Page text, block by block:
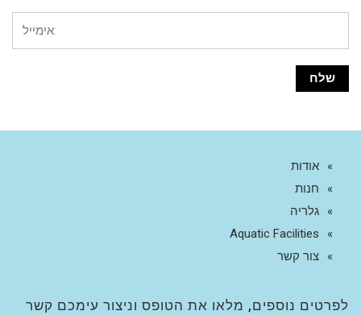
אודות
חנות
גלריה
Aquatic Facilities
צור קשר
לפרטים נוספים, מלאו את הטופס וניצור עימכם קשר